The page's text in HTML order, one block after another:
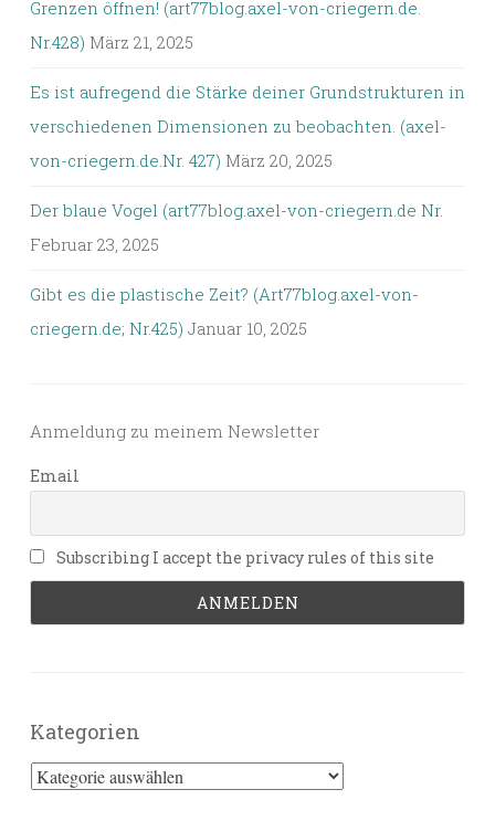
Grenzen öffnen! (art77blog.axel-von-criegern.de.
Nr.428) März 21, 2025
Es ist aufregend die Stärke deiner Grundstrukturen in
verschiedenen Dimensionen zu beobachten. (axel-
von-criegern.de.Nr. 427) März 20, 2025
Der blaue Vogel (art77blog.axel-von-criegern.de Nr.
Februar 23, 2025
Gibt es die plastische Zeit? (Art77blog.axel-von-
criegern.de; Nr.425) Januar 10, 2025
Anmeldung zu meinem Newsletter
Email
Subscribing I accept the privacy rules of this site
Kategorien
Kategorien